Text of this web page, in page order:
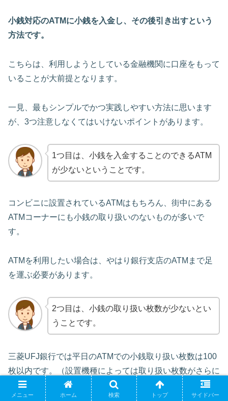
小銭対応のATMに小銭を入金し、その後引き出すという
方法です。
こちらは、利用しようとしている金融機関に口座をもって
いることが大前提となります。
一見、最もシンプルでかつ実践しやすい方法に思います
が、3つ注意しなくてはいけないポイントがあります。
1つ目は、小銭を入金することのできるATM
が少ないということです。
コンビニに設置されているATMはもちろん、街中にある
ATMコーナーにも小銭の取り扱いのないものが多いで
す。
ATMを利用したい場合は、やはり銀行支店のATMまで足
を運ぶ必要があります。
2つ目は、小銭の取り扱い枚数が少ないとい
うことです。
三菱UFJ銀行では平日のATMでの小銭取り扱い枚数は100
枚以内です。（設置機種によっては取り扱い枚数がさらに
少ない場合もある。）
メニュー ホーム 検索 トップ サイドバー